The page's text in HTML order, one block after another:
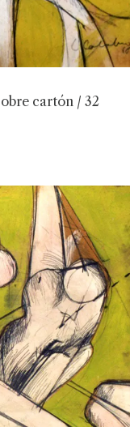
cartón / 32